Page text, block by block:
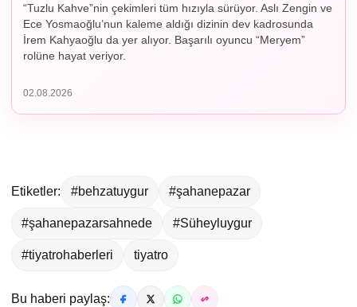
“Tuzlu Kahve”nin çekimleri tüm hızıyla sürüyor. Aslı Zengin ve
Ece Yosmaoğlu’nun kaleme aldığı dizinin dev kadrosunda
İrem Kahyaoğlu da yer alıyor. Başarılı oyuncu “Meryem”
rolüne hayat veriyor.
02.08.2026
Etiketler: #behzatuygur #şahanepazar
#şahanepazarsahnede #Süheyluygur
#tiyatrohaberleri tiyatro
Bu haberi paylaş: